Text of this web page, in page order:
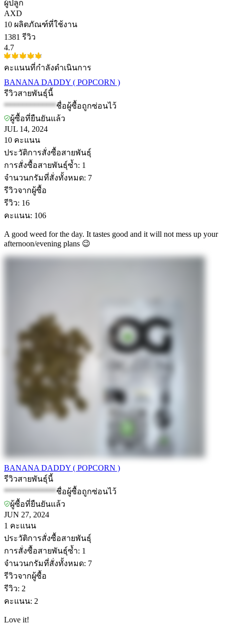
ผู้ปลูก
AXD
10 ผลิตภัณฑ์ที่ใช้งาน
1381 รีวิว
4.7
คะแนนที่กำลังดำเนินการ
BANANA DADDY ( POPCORN )
รีวิวสายพันธุ์นี้
*************ชื่อผู้ซื้อถูกซ่อนไว้
ผู้ซื้อที่ยืนยันแล้ว
JUL 14, 2024
10 คะแนน
ประวัติการสั่งซื้อสายพันธุ์
การสั่งซื้อสายพันธุ์ซ้ำ: 1
จำนวนกรัมที่สั่งทั้งหมด: 7
รีวิวจากผู้ซื้อ
รีวิว: 16
คะแนน: 106
A good weed for the day. It tastes good and it will not mess up your
afternoon/evening plans 😉
BANANA DADDY ( POPCORN )
รีวิวสายพันธุ์นี้
*************ชื่อผู้ซื้อถูกซ่อนไว้
ผู้ซื้อที่ยืนยันแล้ว
JUN 27, 2024
1 คะแนน
ประวัติการสั่งซื้อสายพันธุ์
การสั่งซื้อสายพันธุ์ซ้ำ: 1
จำนวนกรัมที่สั่งทั้งหมด: 7
รีวิวจากผู้ซื้อ
รีวิว: 2
คะแนน: 2
Love it!